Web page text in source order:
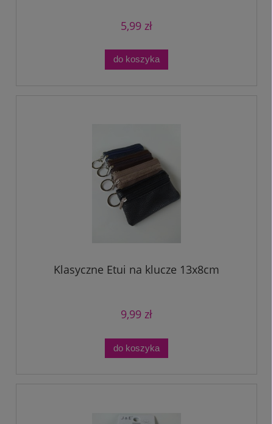
5,99 zł
do koszyka
Klasyczne Etui na klucze 13x8cm
9,99 zł
do koszyka